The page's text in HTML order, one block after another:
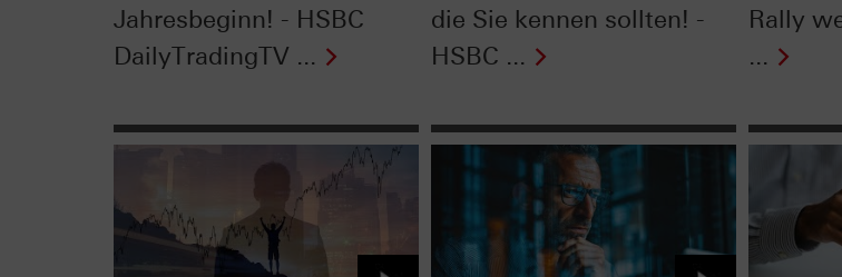
Jahresbeginn! - HSBC
DailyTradingTV ...
die Sie kennen sollten! -
HSBC ...
Rally
...